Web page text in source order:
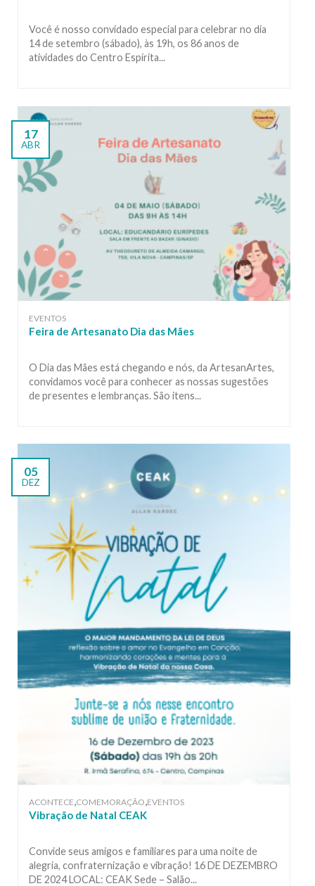
Você é nosso convidado especial para celebrar no dia
14 de setembro (sábado), às 19h, os 86 anos de
atividades do Centro Espírita...
17
ABR
EVENTOS
Feira de Artesanato Dia das Mães
O Dia das Mães está chegando e nós, da ArtesanArtes,
convidamos você para conhecer as nossas sugestões
de presentes e lembranças. São itens...
05
DEZ
ACONTECE,COMEMORAÇÃO,EVENTOS
Vibração de Natal CEAK
Convide seus amigos e familiares para uma noite de
alegria, confraternização e vibração! 16 DE DEZEMBRO
DE 2024 LOCAL: CEAK Sede – Salão...